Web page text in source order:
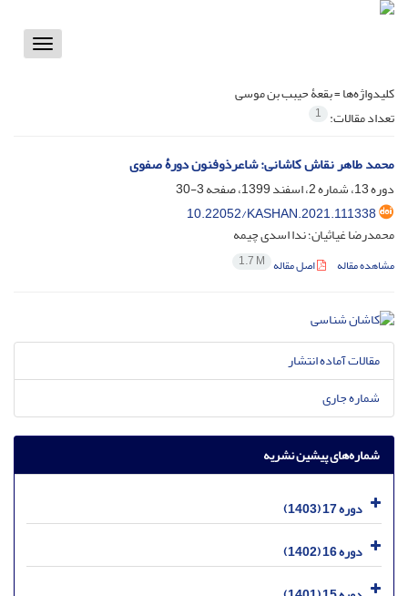
Toggle
کلیدواژه‌ها =بقعۀ حیبب بن موسی
تعداد مقالات: 1
محمد طاهر نقاش کاشانی: شاعرذوفنون دورۀ صفوی
دوره 13، شماره 2، اسفند 1399، صفحه
3-30
10.22052/KASHAN.2021.111338
محمدرضا غیاثیان؛ ندا اسدی چیمه
مشاهده مقاله اصل مقاله 1.7 M
مقالات آماده انتشار
شماره جاری
شماره‌های پیشین نشریه
دوره 17 (1403)
دوره 16 (1402)